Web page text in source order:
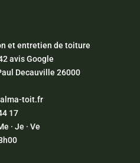
et entretien de toiture
avis Google
Decauville 26000
toit.fr
17
· Je · Ve